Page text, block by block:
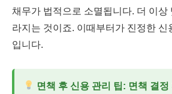
채무가 법적으로 소멸됩니다. 더 이상
라지는 것이죠. 이때부터가 진정한 신
입니다.
면책 후 신용 관리 팁: 면책 결정